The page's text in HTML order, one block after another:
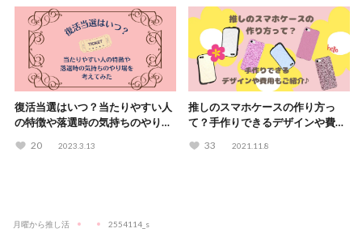
復活当選はいつ？当たりやすい人
の特徴や落選時の気持ちのやり場
20 2023.3.13
推しのスマホケースの作り方っ
て？手作りできるデザインや費用
33 2021.11.8
月曜から推し活 2554114_s